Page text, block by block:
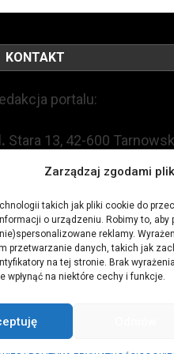
Zarządzaj zgodami
takich jak pliki cookie do
o urządzeniu. Robimy to, aby
reklamy.
przetwarzanie danych, takich jak
na tej stronie. Brak
wpłynąć na niektóre cechy i funkcje.
KONTAKT
portalu:
Stara 13, 42-600
+48 509 547 822